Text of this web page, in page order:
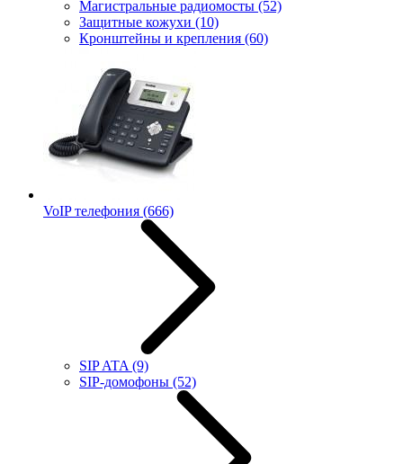
Магистральные радиомосты (52)
Защитные кожухи (10)
Кронштейны и крепления (60)
VoIP телефония (666)
SIP ATA (9)
SIP-домофоны (52)